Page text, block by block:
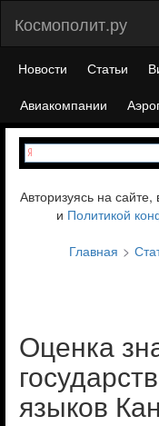
Космополит.ру
Новости Статьи
Авиакомпании
Авторизуясь на
и Политикой
Главная
Оценка
языков